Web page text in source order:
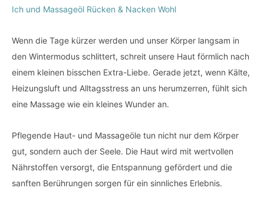
Wenn die Tage kürzer werden und unser Körper langsam in
den Wintermodus schlittert, schreit unsere Haut förmlich nach
einem kleinen bisschen Extra-Liebe. Gerade jetzt, wenn Kälte,
Heizungsluft und Alltagsstress an uns herumzerren, fühlt sich
eine Massage wie ein kleines Wunder an.
Pflegende Haut- und Massageöle tun nicht nur dem Körper
gut, sondern auch der Seele. Die Haut wird mit wertvollen
Nährstoffen versorgt, die Entspannung gefördert und die
sanften Berührungen sorgen für ein sinnliches Erlebnis.